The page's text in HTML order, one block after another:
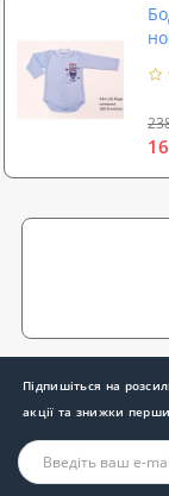
Підпишіться на
акції та знижки